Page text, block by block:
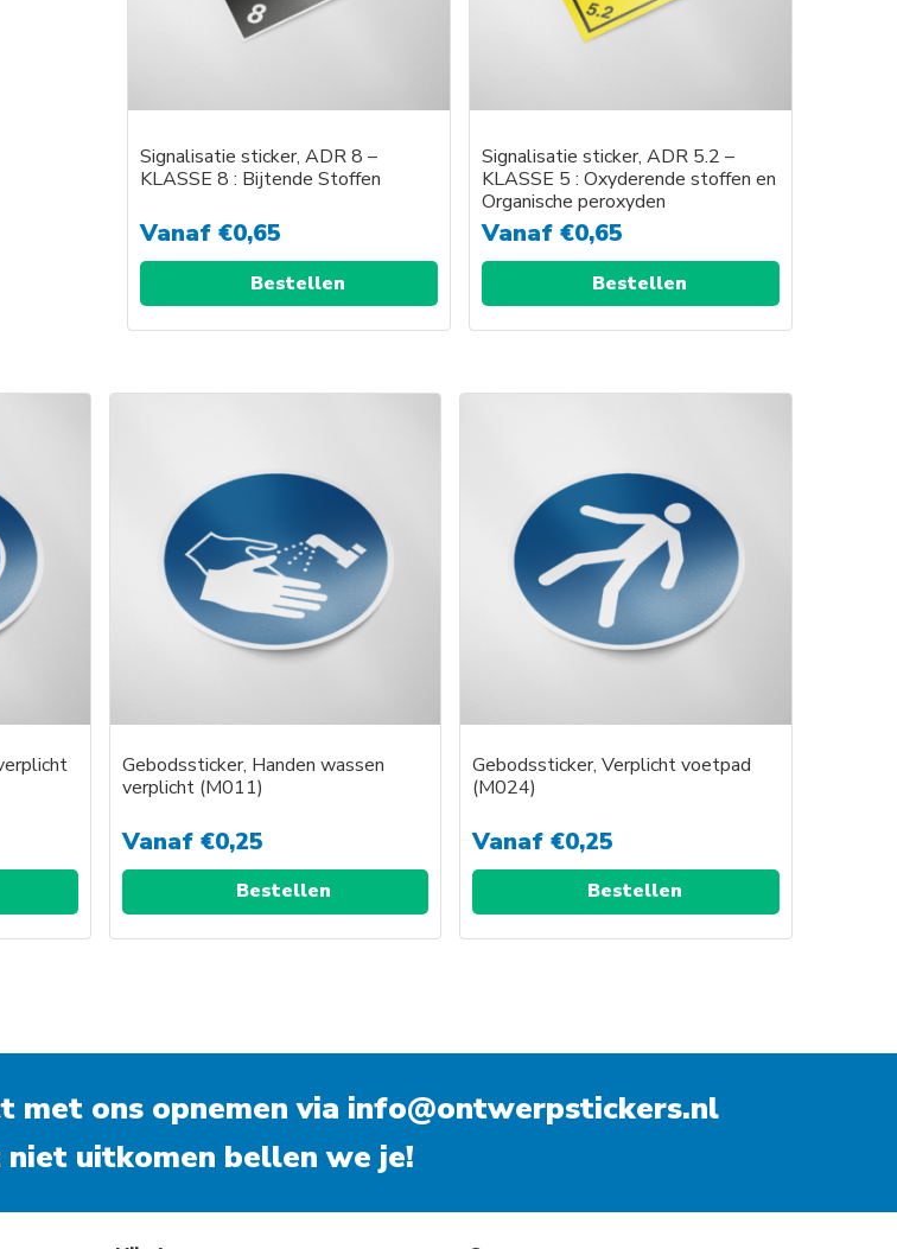
Signalisatie sticker, ADR 8 –
KLASSE 8 : Bijtende Stoffen
Vanaf€0,65
Bestellen
Signalisatie sticker, ADR 5.2 –
KLASSE 5 : Oxyderende stoffen en
Organische peroxyden
Vanaf€0,65
Bestellen
Gebodssticker, Handen wassen
verplicht (M011)
Vanaf €0,25
Bestellen
Gebodssticker, Verplicht voetpad
(M024)
Vanaf€0,25
Bestellen
ons opnemen via info@ontwerpstickers.nl
uitkomen bellen we je!